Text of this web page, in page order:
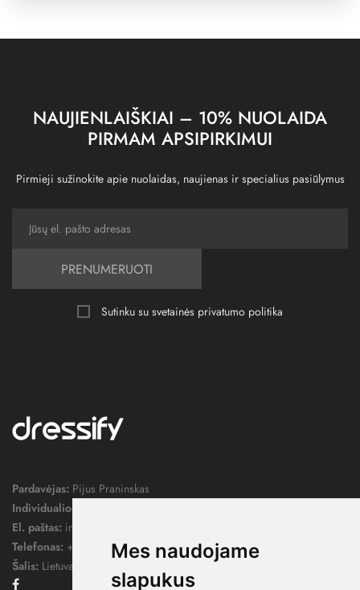
Mes naudojame
slapukus
NAUJIENLAIŠKIAI – 10% NUOLAIDA
PIRMAM APSIPIRKIMUI
Pirmieji sužinokite apie nuolaidas, naujienas ir specialius pasiūlymus
PRENUMERUOTI
Sutinku su svetainės privatumo politika
Pardavėjas: Pijus Praninskas
Individualios veiklos pažymos nr.:
El. paštas: info@dressify.lt
Telefonas: +370 676 78578
Šalis: Lietuva